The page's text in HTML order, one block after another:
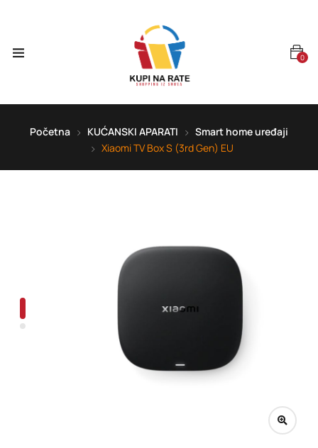
0
Početna KUĆANSKI APARATI
Smart home uređaji
Xiaomi TV Box S (3rd Gen) EU